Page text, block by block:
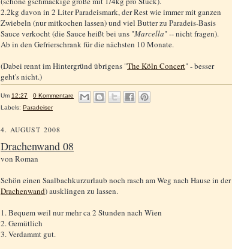
2.2kg davon in 2 Liter Paradeismark, der Rest wie immer mit ganzen
Zwiebeln (nur mitkochen lassen) und viel Butter zu Paradeis-Basis
Sauce verkocht (die Sauce heißt bei uns "Marcella" -- nicht fragen).
Ab in den Gefrierschrank für die nächsten 10 Monate.
(Dabei rennt im Hintergründ übrigens "The Köln Concert" - besser
geht's nicht.)
Um 12:27
0 Kommentare
Labels: Paradeiser
4. AUGUST 2008
Drachenwand 08
von Roman
Schön einen Saalbachkurzurlaub noch rasch am Weg nach Hause in der
Drachenwand) ausklingen zu lassen.
1. Bequem weil nur mehr ca 2 Stunden nach Wien
2. Gemütlich
3. Verdammt gut.